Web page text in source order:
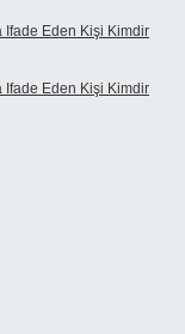
Ifade Eden Kişi Kimdir
Ifade Eden Kişi Kimdir